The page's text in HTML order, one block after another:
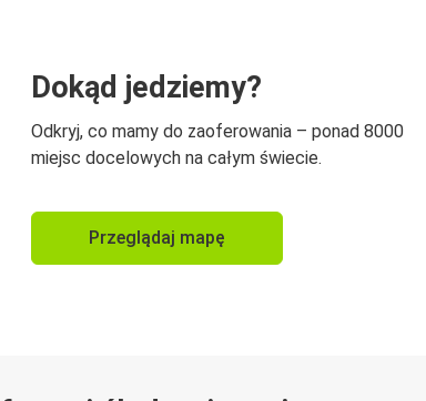
Dokąd jedziemy?
Odkryj, co mamy do zaoferowania – ponad 8000
miejsc docelowych na całym świecie.
Przeglądaj mapę